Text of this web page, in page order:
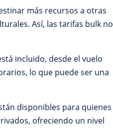
más recursos a otras
Así, las tarifas bulk no
incluido, desde el vuelo
lo que puede ser una
disponibles para quienes
ofreciendo un nivel